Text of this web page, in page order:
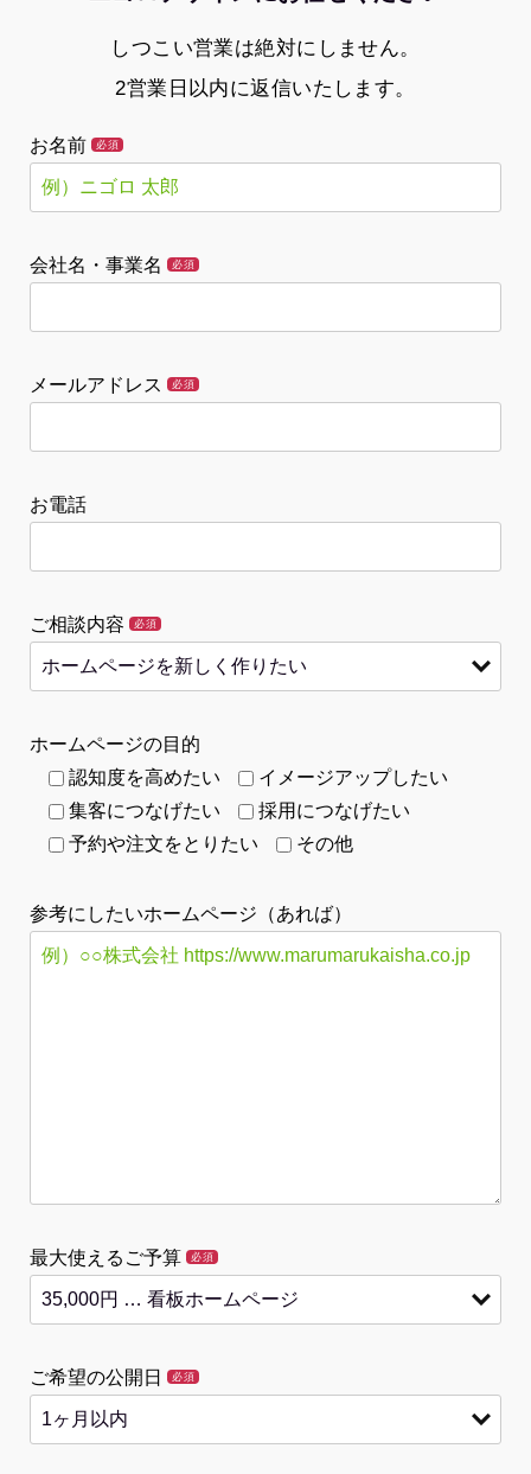
しつこい営業は絶対にしません。
2営業日以内に返信いたします。
お名前 必須
会社名・事業名 必須
メールアドレス 必須
お電話
ご相談内容 必須
ホームページの目的
認知度を高めたい
イメージアップしたい
集客につなげたい
採用につなげたい
予約や注文をとりたい
その他
参考にしたいホームページ（あれば）
最大使えるご予算 必須
ご希望の公開日 必須